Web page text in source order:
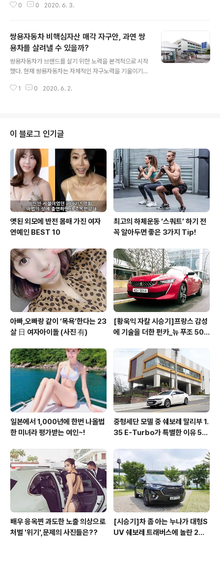
2020년 3월 25일부터 시행됐다. 법안의 내용은 ▷어린
전운전 의무 부주의로 사망이나 상해사고를 일으킨 가해자
를 가중처벌하는 내용의 '특정범죄 가중처벌 등에 관한 법
률 개정안' 등 2건으로 이뤄져 있다. 민식이법에 대한 갑론
을박이 많은 이유는 특정범죄 가중처벌법 개정안의 처벌규
정이 운전자의 부주의로 어린이보호구역에서 어린이가 사
망할 경우 무기 또는 3년 이상의 징역에 처하는 내용을 담
0 0 2020. 6. 3.
쌍용자동차 비핵심자산 매각 자구안, 과연 쌍
용차를 살려낼 수 있을까?
쌍용자동차가 브랜드를 살기 위한 노력을 본격적으로 시작
했다. 현재 쌍용자동차는 자체적인 자구노력을 기울이기고
피하다는 분석에 무게가 쏠렸다. 거기에 코로나19 여파로
존속 능력에 의문을 제기하면서 진퇴양난의 상황에 빠졌
다. 쌍용자동차는 경영정상화를 위해 3년간 약 5000억원
의 자금이 필요할 것으로 예상되는데, 올 해 갚아야 하는 차
입금만 3,899억으로 알려져 현실적인 자구안이 없다면 당
장의 브랜드 존속이 어려운 상황으로 보인다. 이런 분위기
속에 쌍용자동차는 지난 4월 초 부산물류..
1 0 2020. 6. 2.
이 블로그 인기글
앳된 외모에 반전 몸매 가진 여자
연예인 BEST 10
최고의 하체운동 ‘스쿼트’ 하기 전
꼭 알아두면 좋은 3가지 Tip!
아빠,오빠랑 같이 ‘목욕’한다는 23
살 日 여자아이돌 (사진 有)
[황욱익 자칼 시승기]프랑스 감성
에 기술을 더한 펀카_뉴 푸조 508
일본에서 1,000년에 한번 나올법
한 미녀라 평가받는 여인~!
중형세단 모델 중 쉐보레 말리부 1.
35 E-Turbo가 특별한 이유 5가
배우 응옥찐 과도한 노출 의상으로
처벌 '위기',문제의 사진들은??
[시승기]차 좀 아는 누나가 대형S
UV 쉐보레 트래버스에 놀란 2가